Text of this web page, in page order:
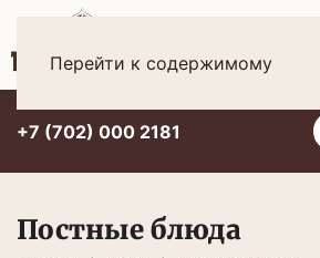
Перейти к содержимому
+7 (702) 000 2181
Постные блюда